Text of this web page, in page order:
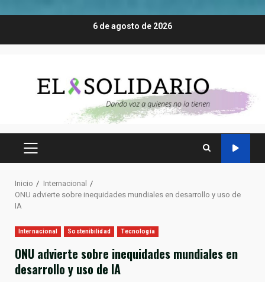
6 de agosto de 2026
MENÚ
Inicio
Internacional
ONU advierte sobre inequidades mundiales en desarrollo y uso de
IA
Internacional Sostenibilidad Tecnología
ONU advierte sobre inequidades mundiales en
desarrollo y uso de IA